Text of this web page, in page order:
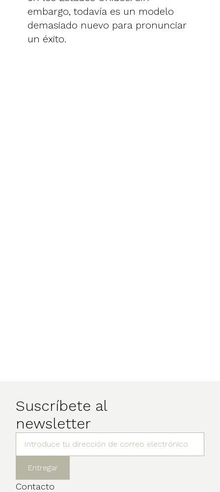
embargo, todavía es un modelo
demasiado nuevo para pronunciar
un éxito.
Suscríbete al
newsletter
Contacto